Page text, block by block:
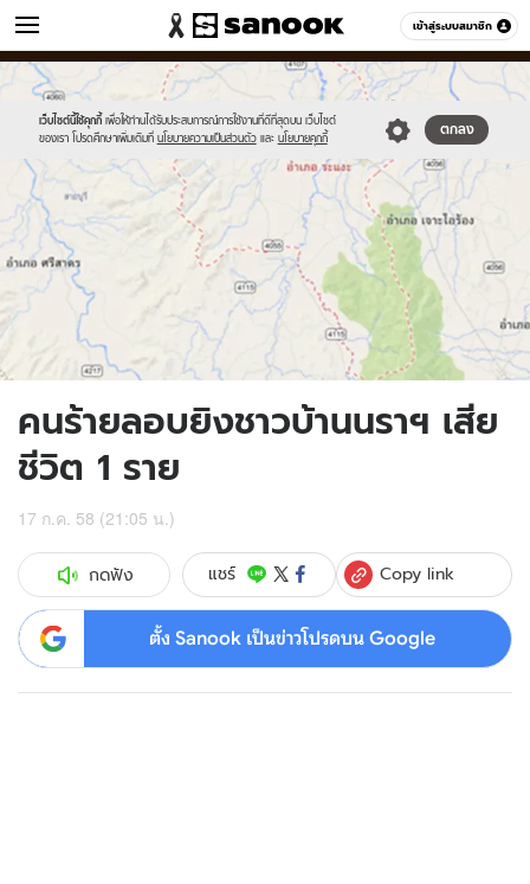
เข้าสู่ระบบสมาชิก
ข่าว หมวดอื่นๆ
เว็บไซต์นี้ใช้คุกกี้ เพื่อให้ท่านได้รับประสบการณ์การใช้งานที่ดีที่สุดบน เว็บไซต์
ของเรา โปรดศึกษาเพิ่มเติมที่ นโยบายความเป็นส่วนตัว และ นโยบายคุกกี้
ตกลง
Sanook
//s.isanook.com/sr/0/images/logo-
new-
sanook.png
600
60
//s.isanook.com/ns/0/ud/366/1832038/632760-
01.jpg
คนร้ายลอบยิงชาวบ้านนราฯ เสีย
ชีวิต 1 ราย
17 ก.ค. 58 (21:05 น.)
กดฟัง แชร์ Copy link
ตั้ง Sanook เป็นข่าวโปรดบน Google